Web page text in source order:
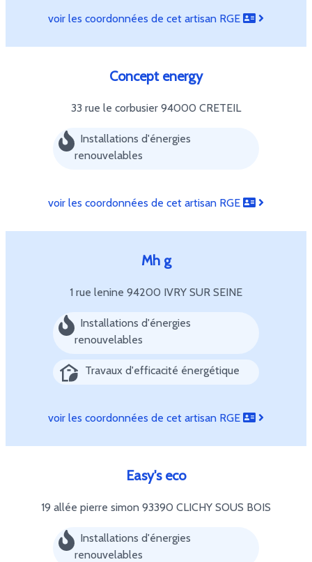
voir les coordonnées de cet artisan RGE
Concept energy
33 rue le corbusier 94000 CRETEIL
Installations d'énergies
renouvelables
voir les coordonnées de cet artisan RGE
Mh g
1 rue lenine 94200 IVRY SUR SEINE
Installations d'énergies
renouvelables
Travaux d'efficacité énergétique
voir les coordonnées de cet artisan RGE
Easy's eco
19 allée pierre simon 93390 CLICHY SOUS BOIS
Installations d'énergies
renouvelables